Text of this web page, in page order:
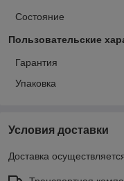
Состояние
Пользовательские
Гарантия
Упаковка
Условия доставки
Доставка